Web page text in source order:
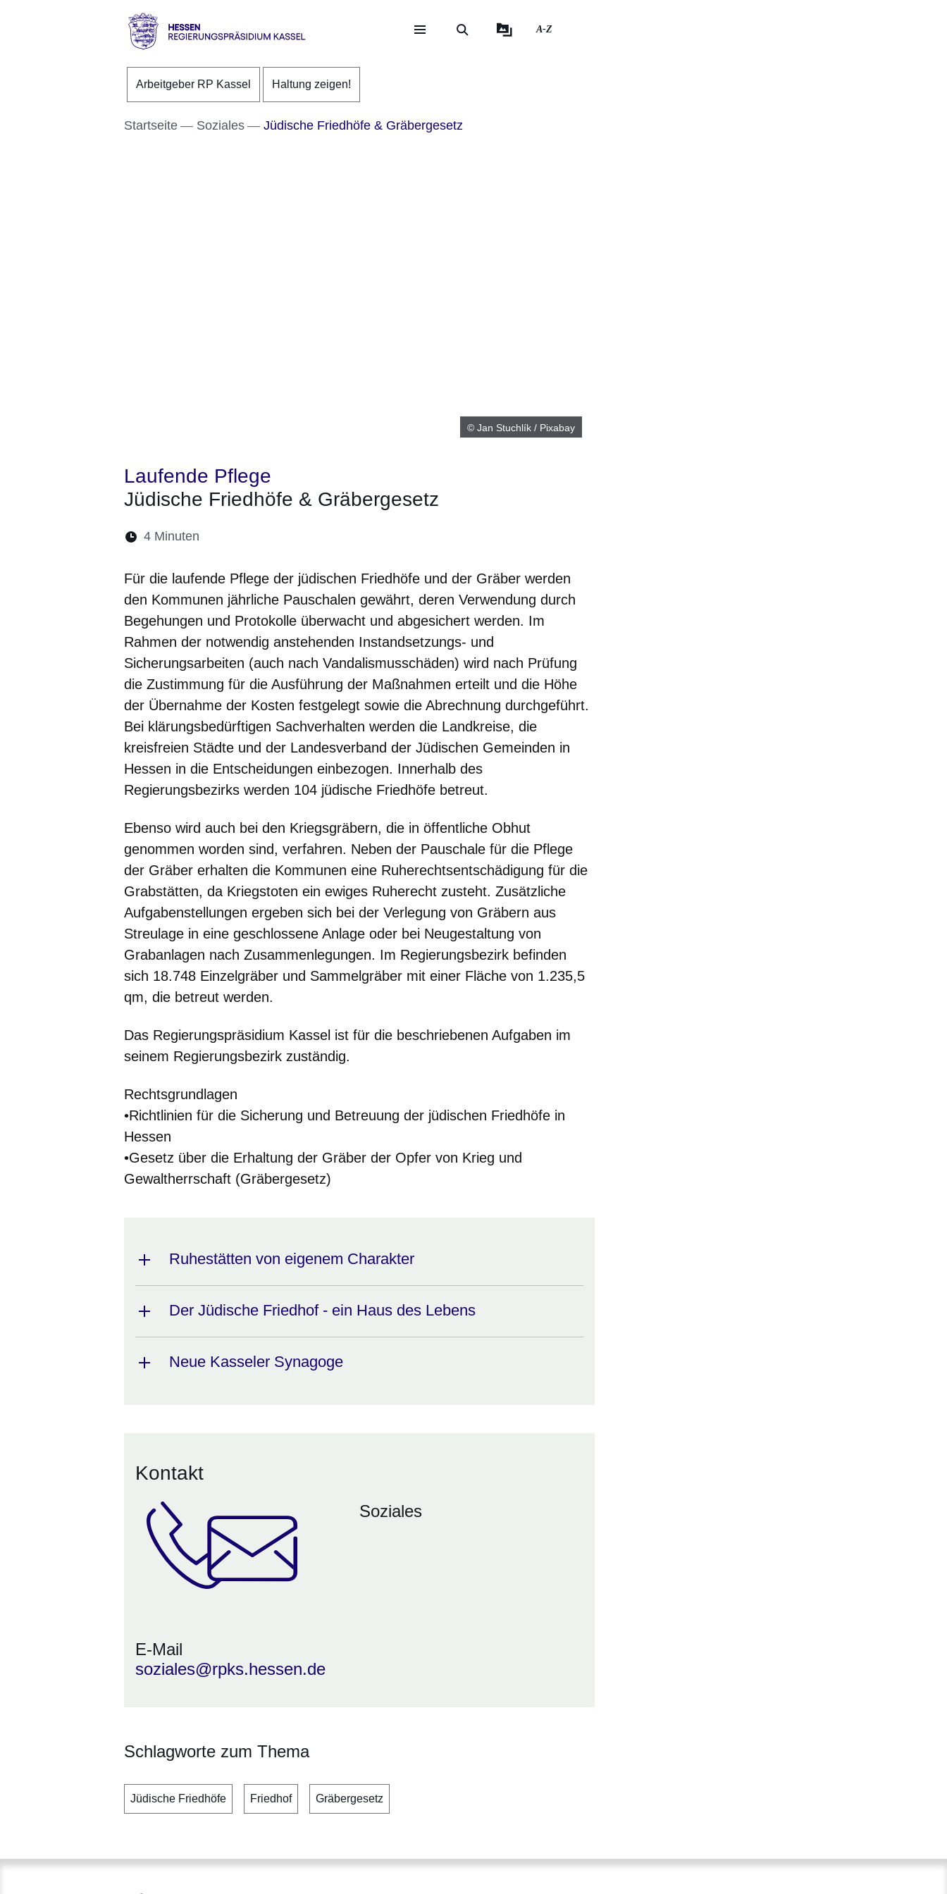
Direkt zum Kopf der Seite
Direkt zum Inhalt
Direkt zum Fuß der Seite
RP
A-Z
Arbeitgeber RP Kassel Haltung zeigen!
Startseite Soziales Jüdische Friedhöfe & Gräbergesetz
© Jan Stuchlík / Pixabay
Laufende Pflege
Jüdische Friedhöfe & Gräbergesetz
Lesedauer:
4 Minuten
Für die laufende Pflege der jüdischen Friedhöfe und der Gräber werden
den Kommunen jährliche Pauschalen gewährt, deren Verwendung durch
Begehungen und Protokolle überwacht und abgesichert werden. Im
Rahmen der notwendig anstehenden Instandsetzungs- und
Sicherungsarbeiten (auch nach Vandalismusschäden) wird nach Prüfung
die Zustimmung für die Ausführung der Maßnahmen erteilt und die Höhe
der Übernahme der Kosten festgelegt sowie die Abrechnung durchgeführt.
Bei klärungsbedürftigen Sachverhalten werden die Landkreise, die
kreisfreien Städte und der Landesverband der Jüdischen Gemeinden in
Hessen in die Entscheidungen einbezogen. Innerhalb des
Regierungsbezirks werden 104 jüdische Friedhöfe betreut.
Ebenso wird auch bei den Kriegsgräbern, die in öffentliche Obhut
genommen worden sind, verfahren. Neben der Pauschale für die Pflege
der Gräber erhalten die Kommunen eine Ruherechtsentschädigung für die
Grabstätten, da Kriegstoten ein ewiges Ruherecht zusteht. Zusätzliche
Aufgabenstellungen ergeben sich bei der Verlegung von Gräbern aus
Streulage in eine geschlossene Anlage oder bei Neugestaltung von
Grabanlagen nach Zusammenlegungen. Im Regierungsbezirk befinden
sich 18.748 Einzelgräber und Sammelgräber mit einer Fläche von 1.235,5
qm, die betreut werden.
Das Regierungspräsidium Kassel ist für die beschriebenen Aufgaben im
seinem Regierungsbezirk zuständig.
Rechtsgrundlagen
•Richtlinien für die Sicherung und Betreuung der jüdischen Friedhöfe in
Hessen
•Gesetz über die Erhaltung der Gräber der Opfer von Krieg und
Gewaltherrschaft (Gräbergesetz)
Ruhestätten von eigenem Charakter
Der Jüdische Friedhof - ein Haus des Lebens
Neue Kasseler Synagoge
Kontakt
Soziales
E-Mail
soziales@rpks.hessen.de
Schlagworte zum Thema
Jüdische Friedhöfe Friedhof Gräbergesetz